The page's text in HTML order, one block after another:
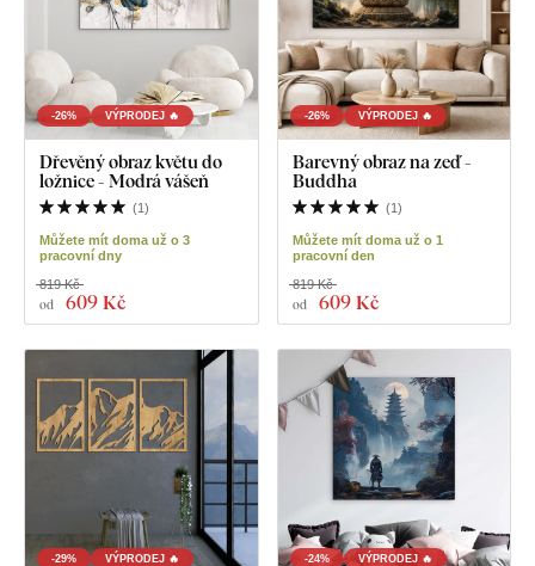
-26% VÝPRODEJ 🔥
Dřevěný obraz květu do
ložnice - Modrá vášeň
(1)
Můžete mít doma už o 3
pracovní dny
od 609 Kč
819 Kč
-26% VÝPRODEJ 🔥
Barevný obraz na zeď -
Buddha
(1)
Můžete mít doma už o 1
pracovní den
od 609 Kč
819 Kč
-29% VÝPRODEJ 🔥 -24% VÝPRODEJ 🔥